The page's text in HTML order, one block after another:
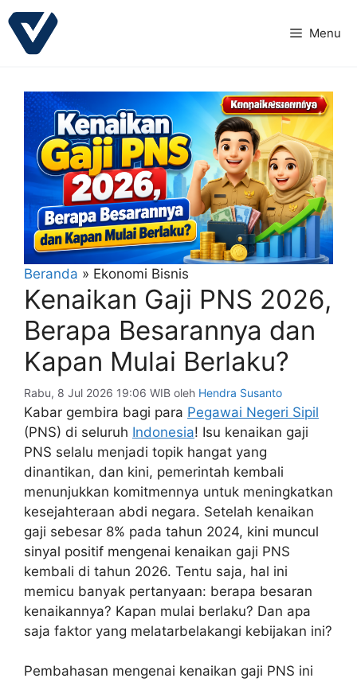
Langsung
ke
Menu
Beranda » Ekonomi Bisnis
Kenaikan Gaji PNS 2026,
Berapa Besarannya dan
Kapan Mulai Berlaku?
Rabu, 8 Jul 2026 19:06 WIB oleh Hendra Susanto
Kabar gembira bagi para Pegawai Negeri Sipil
(PNS) di seluruh Indonesia! Isu kenaikan gaji
PNS selalu menjadi topik hangat yang
dinantikan, dan kini, pemerintah kembali
menunjukkan komitmennya untuk meningkatkan
kesejahteraan abdi negara. Setelah kenaikan
gaji sebesar 8% pada tahun 2024, kini muncul
sinyal positif mengenai kenaikan gaji PNS
kembali di tahun 2026. Tentu saja, hal ini
memicu banyak pertanyaan: berapa besaran
kenaikannya? Kapan mulai berlaku? Dan apa
saja faktor yang melatarbelakangi kebijakan ini?
Pembahasan mengenai kenaikan gaji PNS ini